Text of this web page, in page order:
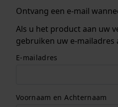
Ontvang een e-mail
Als u het product aan uw
gebruiken uw e-
E-mailadres
Voornaam en Achternaam